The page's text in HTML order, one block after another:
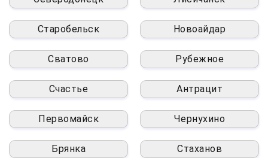
Старобельск Новоайдар
Сватово Рубежное
Счастье Антрацит
Первомайск Чернухино
Брянка Стаханов